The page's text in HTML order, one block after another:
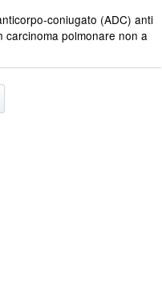
coniugato (ADC) anti
carcinoma polmonare non a